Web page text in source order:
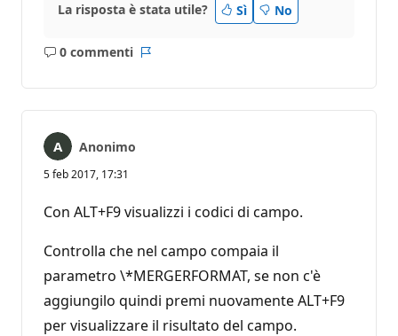
La risposta è stata utile? Sì No
0 commenti
Nessun
Anonimo
5 feb 2017, 17:31
Con ALT+F9 visualizzi i codici di campo.
Controlla che nel campo compaia il
parametro \*MERGERFORMAT, se non c'è
aggiungilo quindi premi nuovamente ALT+F9
per visualizzare il risultato del campo.